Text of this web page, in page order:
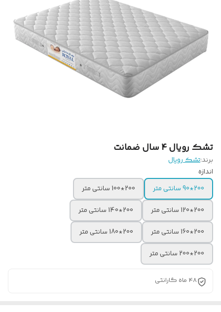
تشک رویال 4 سال ضمانت
برند:تشک رویال
اندازه
200*90 سانتی متر
200*100 سانتی متر
200*120 سانتی متر
200*140 سانتی متر
200*160 سانتی متر
200*180 سانتی متر
200*200 سانتی متر
48 ماه گارانتی